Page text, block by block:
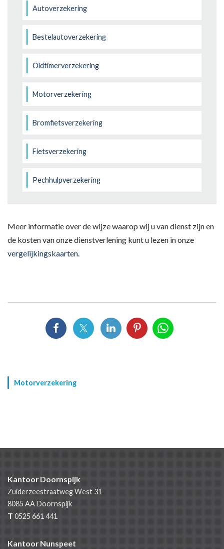
Autoverzekering
Bestelautoverzekering
Oldtimerverzekering
Motorverzekering
Bromfietsverzekering
Fietsverzekering
Pechhulpverzekering
Meer informatie over de wijze waarop wij u van dienst zijn en
de kosten van onze dienstverlening kunt u lezen in onze
vergelijkingskaarten.
Motorverzekering
Kantoor Doornspijk
Zuiderzeestraatweg West 31
8085 AADoornspijk
T 0525 661 441
Kantoor Nunspeet